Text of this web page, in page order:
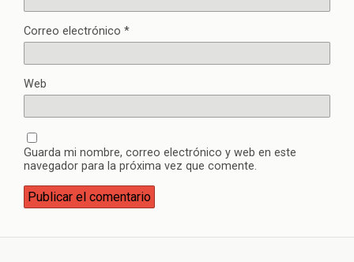
Correo electrónico *
Web
Guarda mi nombre, correo electrónico y web en este
navegador para la próxima vez que comente.